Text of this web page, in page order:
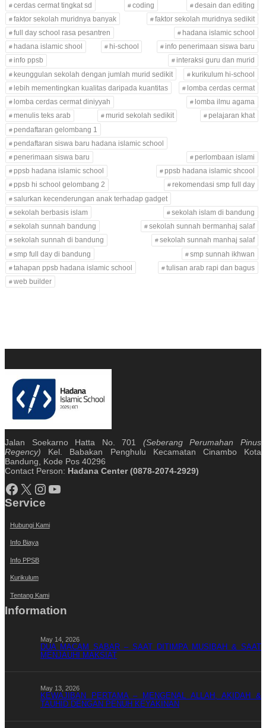
cerdas cermat tingkat sd
coding
desain dan editing
faktor sekolah muridnya banyak
faktor sekolah muridnya sedikit
full day school rasa pesantren
hadana islamic school
hadana islamic shool
hi-school
info penerimaan siswa baru
info ppsb
interaksi guru dan murid
keunggulan sekolah dengan jumlah murid sedikit
kurikulum hi-school
lebih mementingkan kualitas daripada kuantitas
lomba cerdas cermat
lomba cerdas cermat diniyyah
lomba ilmu agama
menulis teks arab
murid sekolah sedikit
pelajaran khat
pendaftaran gelombang 1
pendaftaran siswa baru hadana islamic school
penerimaan siswa baru
perlombaan islami
ppsb hadana islamic school
ppsb hadana islamic shcool
ppsb hi school gelombang 2
rekomendasi smp full day
salurkan kecenderungan anak terhadap gadget
sekolah berbasis islam
sekolah islam di bandung
sekolah sunnah bandung
sekolah sunnah bermanhaj salaf
sekolah sunnah di bandung
sekolah sunnah manhaj salaf
smp full day di bandung
smp sunnah ikhwan
tahapan ppsb hadana islamic school
tulisan arab rapi dan bagus
web builder
Jalan Soekarno Hatta No. 701 (Seberang Perumahan Pinus
Regency) Kel. Babakan Penghulu Kecamatan Cinambo Kota
Bandung, Kode Pos 40296
Contact Person: Hadana Center (0878-2074-2929)
Facebook X Instagram YouTube
Service
Hubungi Kami
Info Biaya
Info PPSB
Kurikulum
Tentang Kami
Information
May 14, 2026
DUA MACAM SABAR – SAAT DITIMPA MUSIBAH & SAAT
MENJAUHI MAKSIAT
May 13, 2026
KEWAJIBAN PERTAMA – MENGENAL ALLAH, AKIDAH &
TAUHID DENGAN PENUH KEYAKINAN